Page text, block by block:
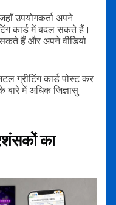
उपयोगकर्ता अपने
कार्ड में बदल सकते हैं।
हैं और अपने वीडियो
ग्रीटिंग कार्ड पोस्ट कर
में अधिक जिज्ञासु
का